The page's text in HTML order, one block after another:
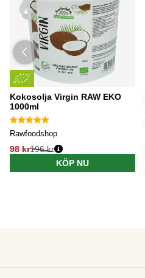
Kokosolja Virgin RAW EKO
1000ml
Rawfoodshop
98 kr196 kr
KÖP NU